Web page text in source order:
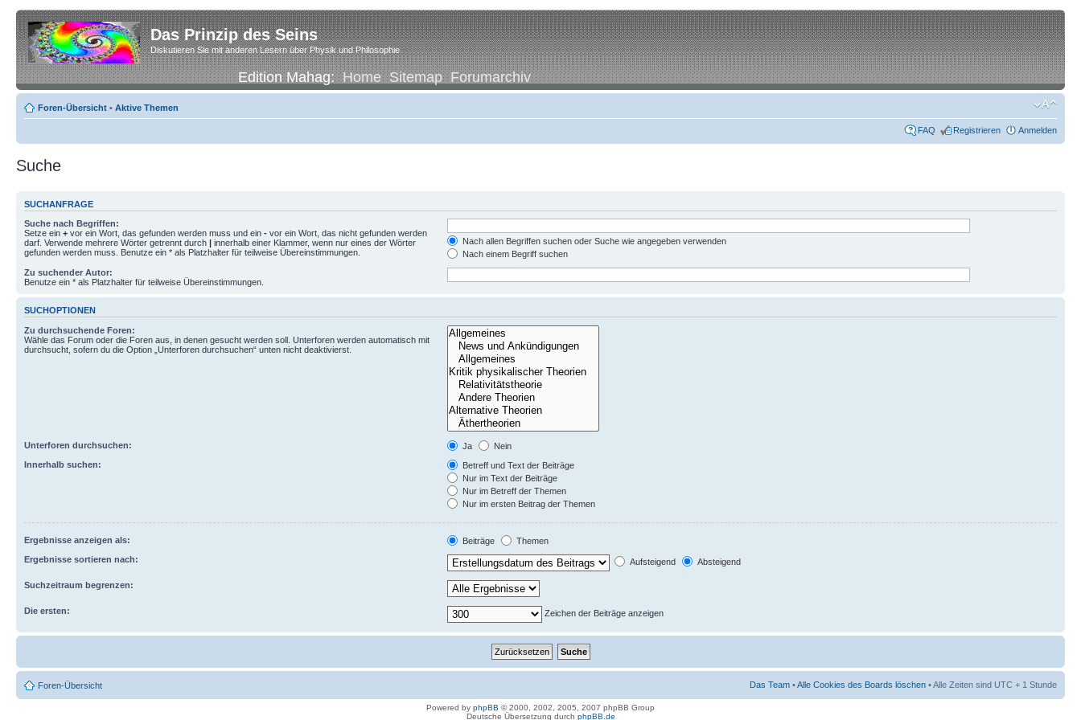
Das Prinzip des Seins
Diskutieren Sie mit anderen Lesern über Physik und Philosophie
Edition Mahag:Home Sitemap Forumarchiv
Foren-Übersicht • Aktive Themen
FAQ Registrieren Anmelden
Suche
SUCHANFRAGE
Suche nach Begriffen:
Setze ein + vor ein Wort, das gefunden werden muss und ein - vor ein Wort, das nicht gefunden werden
darf. Verwende mehrere Wörter getrennt durch | innerhalb einer Klammer, wenn nur eines der Wörter
gefunden werden muss. Benutze ein * als Platzhalter für teilweise Übereinstimmungen.
Nach allen Begriffen suchen oder Suche wie angegeben verwenden
Nach einem Begriff suchen
Zu suchender Autor:
Benutze ein * als Platzhalter für teilweise Übereinstimmungen.
SUCHOPTIONEN
Zu durchsuchende Foren:
Wähle das Forum oder die Foren aus, in denen gesucht werden soll. Unterforen werden automatisch mit
durchsucht, sofern du die Option „Unterforen durchsuchen“ unten nicht deaktivierst.
Unterforen durchsuchen: Ja
Nein
Innerhalb suchen:
Betreff und Text der Beiträge
Nur im Text der Beiträge
Nur im Betreff der Themen
Nur im ersten Beitrag der Themen
Ergebnisse anzeigen als: Beiträge
Themen
Ergebnisse sortieren nach:
Aufsteigend Absteigend
Suchzeitraum begrenzen:
Die ersten: Zeichen der Beiträge anzeigen
Foren-Übersicht Das Team •Alle Cookies des Boards löschen • Alle Zeiten sind UTC + 1 Stunde
Powered by phpBB © 2000, 2002, 2005, 2007 phpBB Group
Deutsche Übersetzung durch phpBB.de